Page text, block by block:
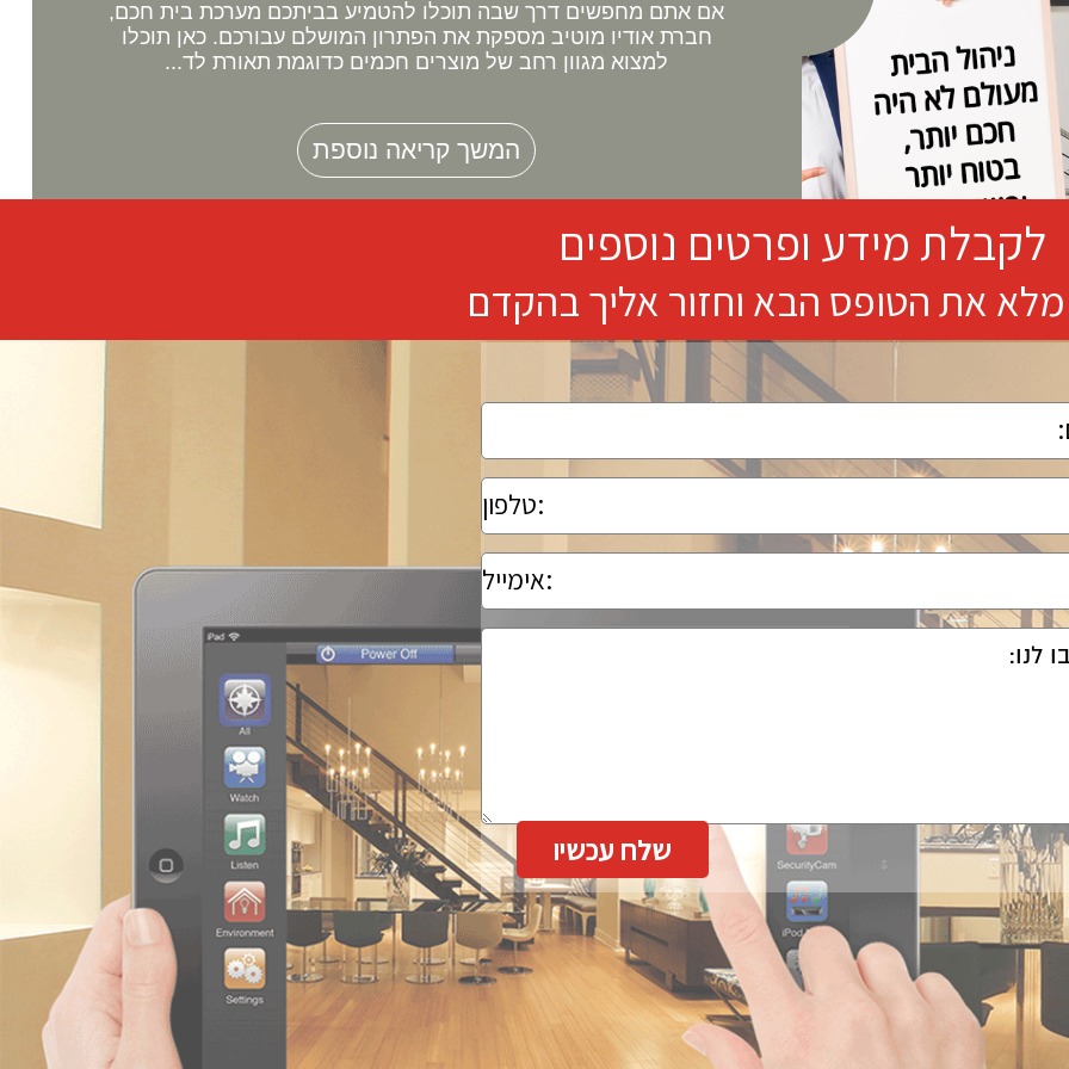
אם אתם מחפשים דרך שבה תוכלו להטמיע בביתכם מערכת בית חכם,
חברת אודיו מוטיב מספקת את הפתרון המושלם עבורכם. כאן תוכלו
למצוא מגוון רחב של מוצרים חכמים כדוגמת תאורת לד...
המשך קריאה נוספת
לקבלת מידע ופרטים נוספים
את הטופס הבא וחזור אליך בהקדם